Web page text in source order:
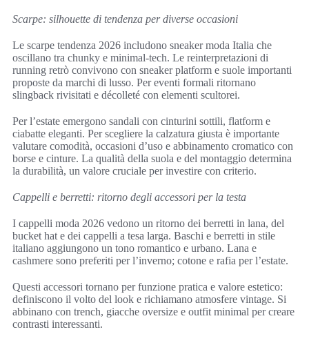
Scarpe: silhouette di tendenza per diverse occasioni
Le scarpe tendenza 2026 includono sneaker moda Italia che
oscillano tra chunky e minimal-tech. Le reinterpretazioni di
running retrò convivono con sneaker platform e suole importanti
proposte da marchi di lusso. Per eventi formali ritornano
slingback rivisitati e décolleté con elementi scultorei.
Per l’estate emergono sandali con cinturini sottili, flatform e
ciabatte eleganti. Per scegliere la calzatura giusta è importante
valutare comodità, occasioni d’uso e abbinamento cromatico con
borse e cinture. La qualità della suola e del montaggio determina
la durabilità, un valore cruciale per investire con criterio.
Cappelli e berretti: ritorno degli accessori per la testa
I cappelli moda 2026 vedono un ritorno dei berretti in lana, del
bucket hat e dei cappelli a tesa larga. Baschi e berretti in stile
italiano aggiungono un tono romantico e urbano. Lana e
cashmere sono preferiti per l’inverno; cotone e rafia per l’estate.
Questi accessori tornano per funzione pratica e valore estetico:
definiscono il volto del look e richiamano atmosfere vintage. Si
abbinano con trench, giacche oversize e outfit minimal per creare
contrasti interessanti.